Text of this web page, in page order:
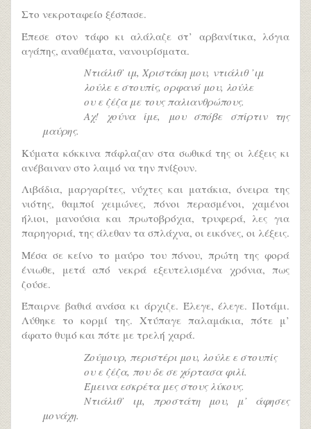
Στο νεκροταφείο ξέσπασε.
Έπεσε στον τάφο κι αλάλαζε στ’ αρβανίτικα, λόγια
αγάπης, αναθέματα, νανουρίσματα.
Ντιάλιθ’ ιμ, Χριστάκη μου, ντιάλιθ ’ιμ
λούλε ε στουπίς, ορφανό μου, λούλε
ου ε ζέζα με τους παλιανθρώπους.
Αχ! χούνα ίμε, μου σπόβε σπίρτιν της
μαύρης.
Κύματα κόκκινα πάφλαζαν στα σωθικά της οι λέξεις κι
ανέβαιναν στο λαιμό να την πνίξουν.
Λιβάδια, μαργαρίτες, νύχτες και ματάκια, όνειρα της
νιότης, θαμποί χειμώνες, πόνοι περασμένοι, χαμένοι
ήλιοι, μανούσια και πρωτοβρόχια, τρυφερά, λες για
παρηγοριά, της άλεθαν τα σπλάχνα, οι εικόνες, οι λέξεις.
Μέσα σε κείνο το μαύρο του πόνου, πρώτη της φορά
ένιωθε, μετά από νεκρά εξευτελισμένα χρόνια, πως
ζούσε.
Έπαιρνε βαθιά ανάσα κι άρχιζε. Έλεγε, έλεγε. Ποτάμι.
Λύθηκε το κορμί της. Χτύπαγε παλαμάκια, πότε μ’
άφατο θυμό και πότε με τρελή χαρά.
Ζούμουρ, περιστέρι μου, λούλε ε στουπίς
ου ε ζέζα, που δε σε χόρτασα φιλί.
Έμεινα εσκρέτα μες στους λύκους.
Ντιάλιθ’ ιμ, προστάτη μου, μ’ άφησες
μονάχη.